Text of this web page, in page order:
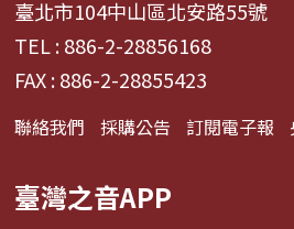
臺北市104中山區北安路55號
TEL : 886-2-28856168
FAX : 886-2-28855423
聯絡我們 採購公告 訂閱電子報
臺灣之音APP